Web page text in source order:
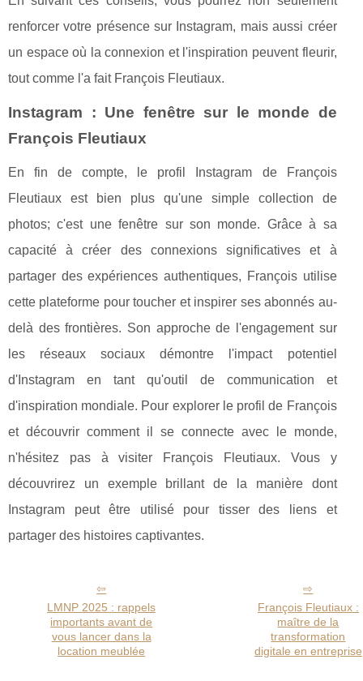
renforcer votre présence sur Instagram, mais aussi créer
un espace où la connexion et l'inspiration peuvent fleurir,
tout comme l'a fait François Fleutiaux.
Instagram : Une fenêtre sur le monde de
François Fleutiaux
En fin de compte, le profil Instagram de François
Fleutiaux est bien plus qu'une simple collection de
photos; c'est une fenêtre sur son monde. Grâce à sa
capacité à créer des connexions significatives et à
partager des expériences authentiques, François utilise
cette plateforme pour toucher et inspirer ses abonnés au-
delà des frontières. Son approche de l'engagement sur
les réseaux sociaux démontre l'impact potentiel
d'Instagram en tant qu'outil de communication et
d'inspiration mondiale. Pour explorer le profil de François
et découvrir comment il se connecte avec le monde,
n'hésitez pas à visiter François Fleutiaux. Vous y
découvrirez un exemple brillant de la manière dont
Instagram peut être utilisé pour tisser des liens et
partager des histoires captivantes.
LMNP 2025 : rappels
importants avant de
vous lancer dans la
location meublée
François Fleutiaux :
maître de la
transformation
digitale en entreprise